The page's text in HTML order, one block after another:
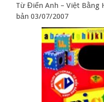
Từ Điển Anh – Việt Bằng
bản 03/07/2007